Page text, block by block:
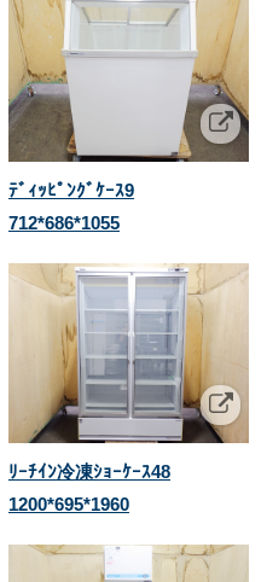
ﾃﾞｨｯﾋﾟﾝｸﾞｹｰｽ9
712*686*1055
ﾘｰﾁｲﾝ冷凍ｼｮｰｹｰｽ48
1200*695*1960